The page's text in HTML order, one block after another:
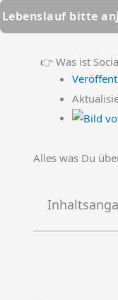
bitte an
👉 Was ist
Alles was Du